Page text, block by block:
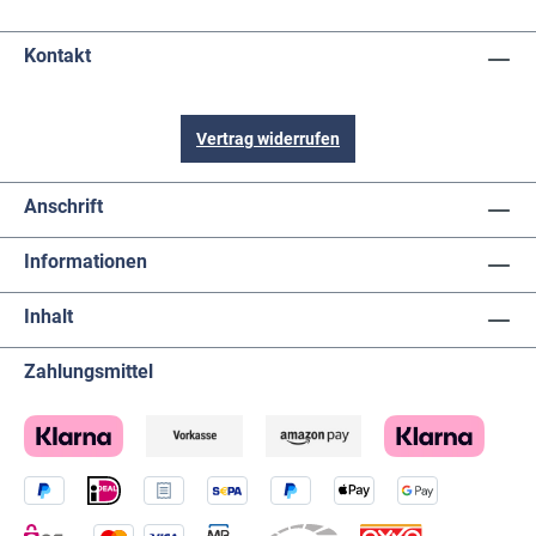
Kontakt
Vertrag widerrufen
Anschrift
Informationen
Inhalt
Zahlungsmittel